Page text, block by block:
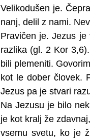
Velikodušen je.
nanj, delil z nami.
Pravičen je. Jezus
razlika (gl. 2 Kor
bili ple­meniti.
kot le dober človek.
Jezus pa je stvari
Na Jezusu je bilo
je kot kralj že
vsemu svetu, ko je